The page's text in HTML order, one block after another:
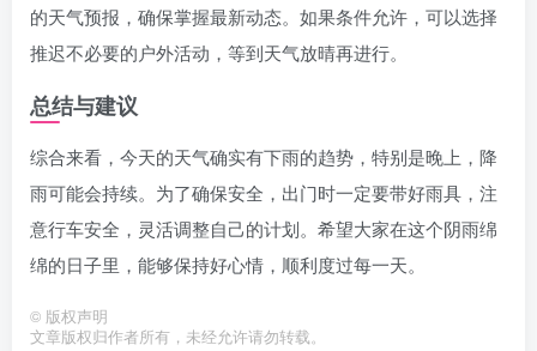
的天气预报，确保掌握最新动态。如果条件允许，可以选择
推迟不必要的户外活动，等到天气放晴再进行。
总结与建议
综合来看，今天的天气确实有下雨的趋势，特别是晚上，降
雨可能会持续。为了确保安全，出门时一定要带好雨具，注
意行车安全，灵活调整自己的计划。希望大家在这个阴雨绵
绵的日子里，能够保持好心情，顺利度过每一天。
© 版权声明
文章版权归作者所有，未经允许请勿转载。